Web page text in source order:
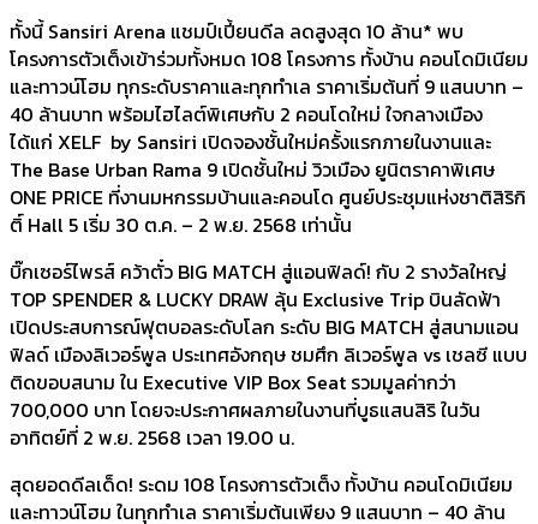
ทั้งนี้ Sansiri Arena แชมป์เปี้ยนดีล ลดสูงสุด 10 ล้าน* พบ
โครงการตัวเต็งเข้าร่วมทั้งหมด 108 โครงการ ทั้งบ้าน คอนโดมิเนียม
และทาวน์โฮม ทุกระดับราคาและทุกทำเล ราคาเริ่มต้นที่ 9 แสนบาท –
40 ล้านบาท พร้อมไฮไลต์พิเศษกับ 2 คอนโดใหม่ ใจกลางเมือง
ได้แก่ XELF by Sansiri เปิดจองชั้นใหม่ครั้งแรกภายในงานและ
The Base Urban Rama 9 เปิดชั้นใหม่ วิวเมือง ยูนิตราคาพิเศษ
ONE PRICE ที่งานมหกรรมบ้านและคอนโด ศูนย์ประชุมแห่งชาติสิริกิ
ติ์ Hall 5 เริ่ม 30 ต.ค. – 2 พ.ย. 2568 เท่านั้น
บิ๊กเซอร์ไพรส์ คว้าตั๋ว BIG MATCH สู่แอนฟิลด์! กับ 2 รางวัลใหญ่
TOP SPENDER & LUCKY DRAW ลุ้น Exclusive Trip บินลัดฟ้า
เปิดประสบการณ์ฟุตบอลระดับโลก ระดับ BIG MATCH สู่สนามแอน
ฟิลด์ เมืองลิเวอร์พูล ประเทศอังกฤษ ชมศึก ลิเวอร์พูล vs เชลซี แบบ
ติดขอบสนาม ใน Executive VIP Box Seat รวมมูลค่ากว่า
700,000 บาท โดยจะประกาศผลภายในงานที่บูธแสนสิริ ในวัน
อาทิตย์ที่ 2 พ.ย. 2568 เวลา 19.00 น.
สุดยอดดีลเด็ด! ระดม 108 โครงการตัวเต็ง ทั้งบ้าน คอนโดมิเนียม
และทาวน์โฮม ในทุกทำเล ราคาเริ่มต้นเพียง 9 แสนบาท – 40 ล้าน